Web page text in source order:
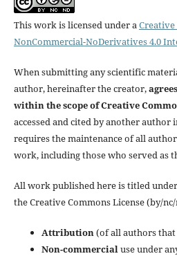
This work is licensed under a
NonCommercial-NoDerivatives 4.0
When submitting any scientific
author, hereinafter the creator,
within the scope of Creative
accessed and cited by another author
requires the maintenance of all
work, including those who served as
All work published here is titled
the Creative Commons License (by/
Attribution(of all authors
Non-commercialuse under